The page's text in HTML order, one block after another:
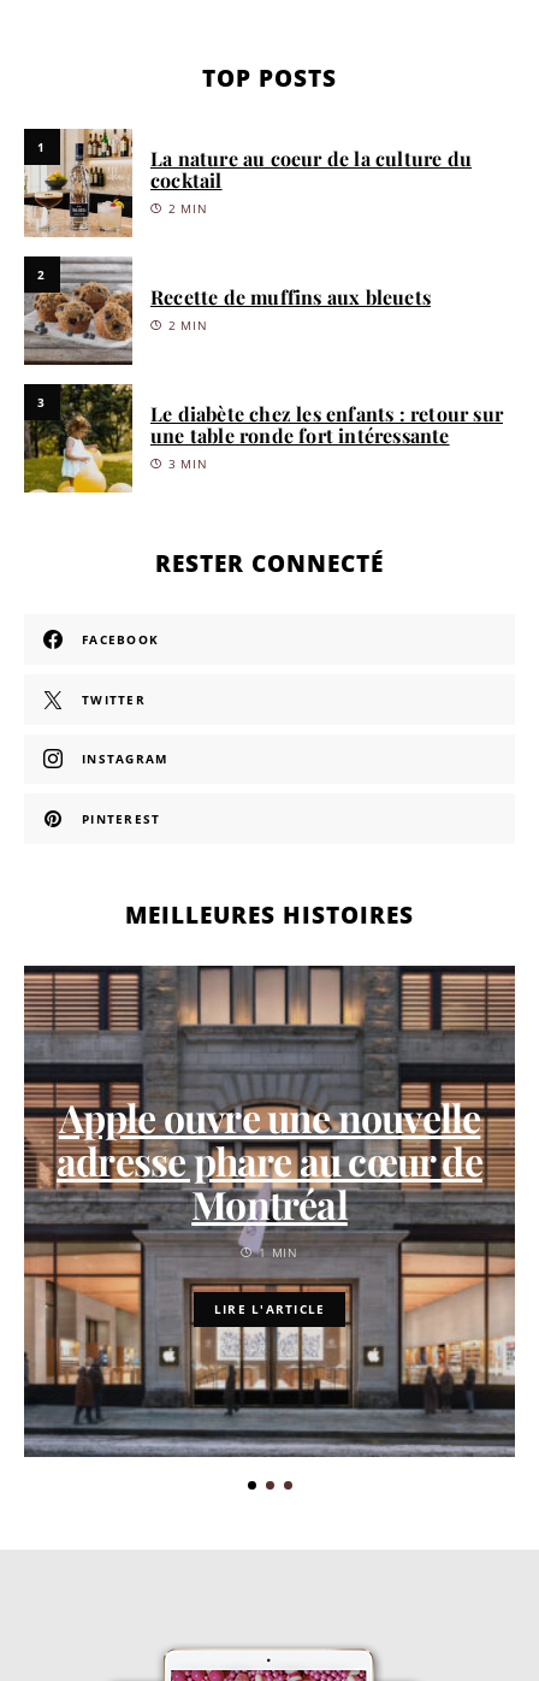
TOP POSTS
1
La nature au coeur de la culture du
cocktail
2 MIN
2
Recette de muffins aux bleuets
2 MIN
3
Le diabète chez les enfants : retour sur
une table ronde fort intéressante
3 MIN
RESTER CONNECTÉ
FACEBOOK
TWITTER
INSTAGRAM
PINTEREST
MEILLEURES HISTOIRES
Apple ouvre une nouvelle
adresse phare au cœur de
Montréal
1 MIN
LIRE L'ARTICLE